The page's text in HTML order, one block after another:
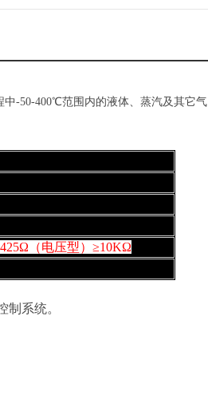
-50-400℃范围内的液体、蒸汽及其它气
（电压型）≥10KΩ
统。